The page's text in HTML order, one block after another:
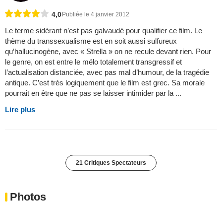
4,0 Publiée le 4 janvier 2012
Le terme sidérant n’est pas galvaudé pour qualifier ce film. Le
thème du transsexualisme est en soit aussi sulfureux
qu’hallucinogène, avec « Strella » on ne recule devant rien. Pour
le genre, on est entre le mélo totalement transgressif et
l’actualisation distanciée, avec pas mal d’humour, de la tragédie
antique. C’est très logiquement que le film est grec. Sa morale
pourrait en être que ne pas se laisser intimider par la ...
Lire plus
21 Critiques Spectateurs
Photos